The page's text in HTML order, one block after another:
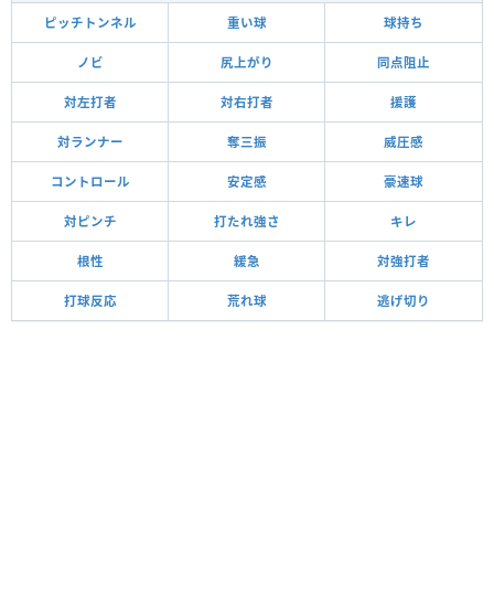
ピッチトンネル 重い球 球持ち
ノビ 尻上がり 同点阻止
対左打者 対右打者 援護
対ランナー 奪三振 威圧感
コントロール 安定感 豪速球
対ピンチ 打たれ強さ キレ
根性 緩急 対強打者
打球反応 荒れ球 逃げ切り